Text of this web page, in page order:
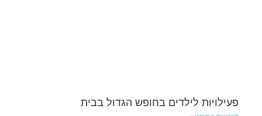
פעילויות לילדים בחופש הגדול בבית